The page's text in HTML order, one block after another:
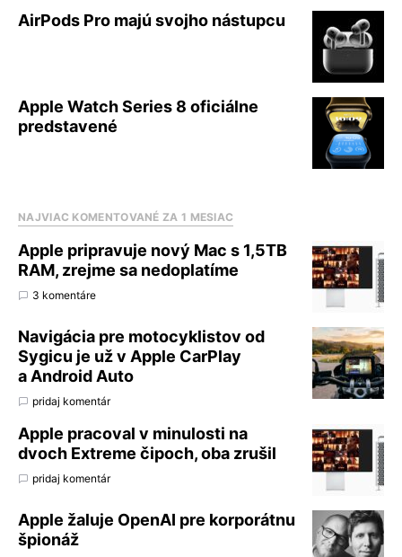
AirPods Pro majú svojho nástupcu
Apple Watch Series 8 oficiálne
predstavené
NAJVIAC KOMENTOVANÉ ZA 1 MESIAC
Apple pripravuje nový Mac s 1,5TB
RAM, zrejme sa nedoplatíme
3 komentáre
Navigácia pre motocyklistov od
Sygicu je už v Apple CarPlay
a Android Auto
pridaj komentár
Apple pracoval v minulosti na
dvoch Extreme čipoch, oba zrušil
pridaj komentár
Apple žaluje OpenAI pre korporátnu
špionáž